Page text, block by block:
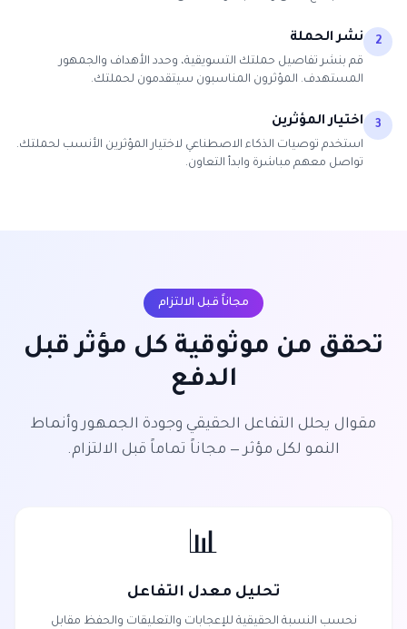
2 نشر الحملة
قم بنشر تفاصيل حملتك التسويقية، وحدد الأهداف والجمهور
المستهدف. المؤثرون المناسبون سيتقدمون لحملتك.
3 اختيار المؤثرين
استخدم توصيات الذكاء الاصطناعي لاختيار المؤثرين الأنسب لحملتك.
تواصل معهم مباشرة وابدأ التعاون.
مجاناً قبل الالتزام
تحقق من موثوقية كل مؤثر قبل
الدفع
مقوال يحلل التفاعل الحقيقي وجودة الجمهور وأنماط
النمو لكل مؤثر — مجاناً تماماً قبل الالتزام.
📊
تحليل معدل التفاعل
نحسب النسبة الحقيقية للإعجابات والتعليقات والحفظ مقابل